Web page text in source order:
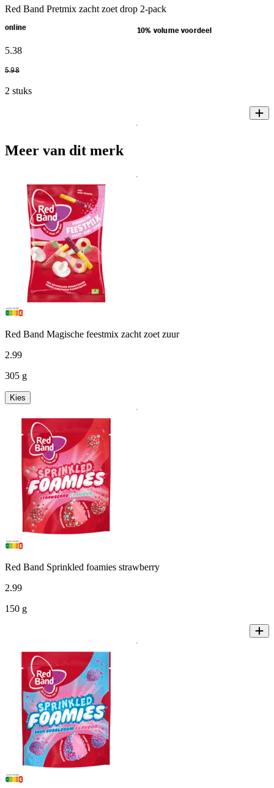
Red Band Pretmix zacht zoet drop 2-pack
online 10% volume voordeel
5.38
5.98
2 stuks
Meer van dit merk
Red Band Magische feestmix zacht zoet zuur
2.99
305 g
Kies
Red Band Sprinkled foamies strawberry
2.99
150 g